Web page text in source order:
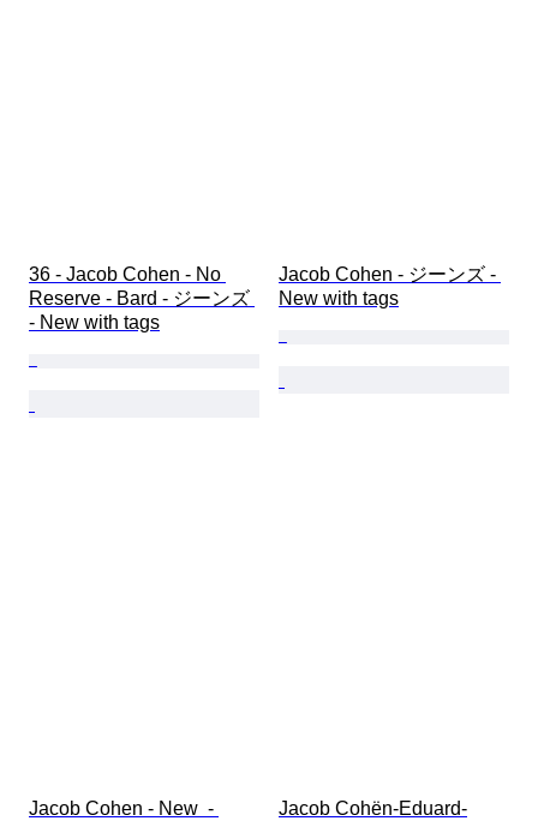
36 - Jacob Cohen - No
Reserve - Bard - ジーンズ
- New with tags
Jacob Cohen - ジーンズ -
New with tags
Jacob Cohen - New  -
Jacob Cohën-Eduard-